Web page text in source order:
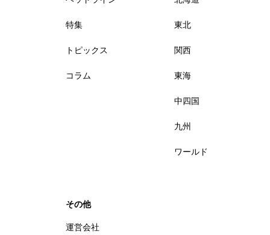
特集
トピックス
コラム
東北
関西
東海
中四国
九州
ワールド
その他
運営会社